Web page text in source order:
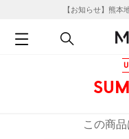
【お知らせ】熊本
この商品